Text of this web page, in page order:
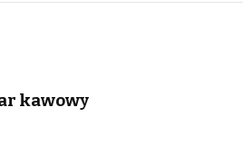
kawowy